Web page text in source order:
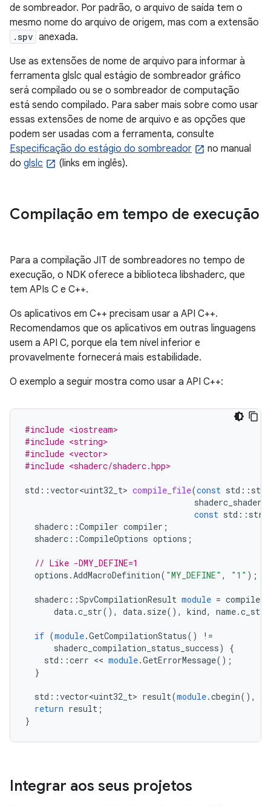
de sombreador. Por padrão, o arquivo de saída tem o
mesmo nome do arquivo de origem, mas com a extensão
.spv anexada.
Use as extensões de nome de arquivo para informar à
ferramenta glslc qual estágio de sombreador gráfico
será compilado ou se o sombreador de computação
está sendo compilado. Para saber mais sobre como usar
essas extensões de nome de arquivo e as opções que
podem ser usadas com a ferramenta, consulte
Especificação do estágio do sombreador
no manual
do glslc (links em inglês).
Compilação em tempo de execução
Para a compilação JIT de sombreadores no tempo de
execução, o NDK oferece a biblioteca libshaderc, que
tem APIs C e C++.
Os aplicativos em C++ precisam usar a API C++.
Recomendamos que os aplicativos em outras linguagens
usem a API C, porque ela tem nível inferior e
provavelmente fornecerá mais estabilidade.
O exemplo a seguir mostra como usar a API C++:
#include <iostream>
#include <string>
#include <vector>
#include <shaderc/shaderc.hpp>
std ::vector<uint32_t> compile_file(const std ::
const std ::
shaderc ::Compiler compiler ;
shaderc ::CompileOptions options ;
// Like -DMY_DEFINE=1
options .AddMacroDefinition( "MY_DEFINE" , "1" );
shaderc ::SpvCompilationResult module = compiler
data.c_str(), data. size(), kind, name.c_str
if (module.GetCompilationStatus()
!=
shaderc_compilation_status_success)
{
std ::cerr << module.GetErrorMessage();
}
std ::vector<uint32_t> result(module.cbegin(),
return result ;
}
Integrar aos seus projetos